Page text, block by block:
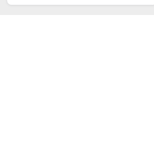
KKN Gandeng Warga